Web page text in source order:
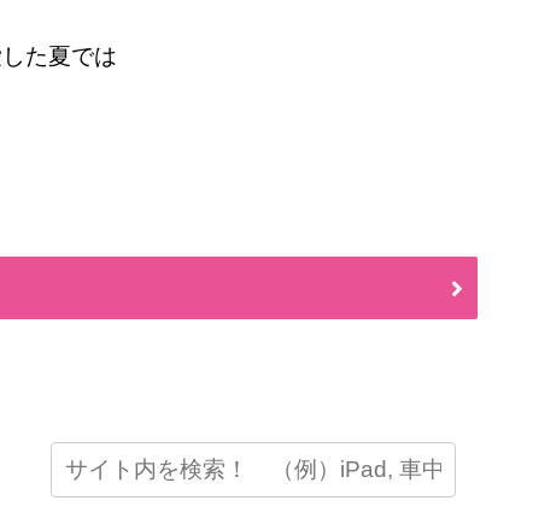
た夏では